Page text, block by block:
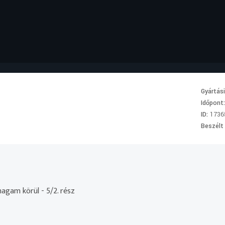
ID:
körül - 5/2. rész